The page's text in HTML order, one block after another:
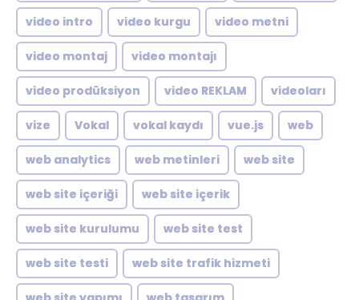
video intro video kurgu video metni
video montaj video montajı
video prodüksiyon video REKLAM videoları
vize Vokal vokal kaydı vue.js web
web analytics web metinleri web site
web site içeriği web site içerik
web site kurulumu web site test
web site testi web site trafik hizmeti